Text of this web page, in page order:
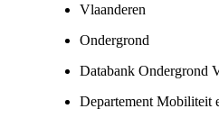
Vlaanderen
Ondergrond
Databank Ondergrond
Departement Mobiliteit